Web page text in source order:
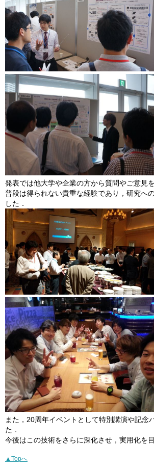
発表では他大学や企業の方から質問やご意見
普段は得られない貴重な経験であり，研究へ
した．
また，20周年イベントとして特別講演や記念
た．
今後はこの技術をさらに深化させ，実用化を
▲Topへ